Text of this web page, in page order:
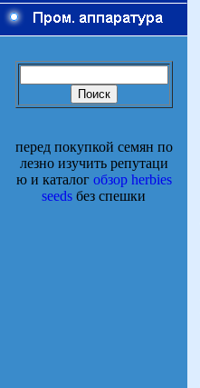
перед покупкой семян по
лезно изучить репутаци
ю и каталог обзор herbies
seeds без спешки